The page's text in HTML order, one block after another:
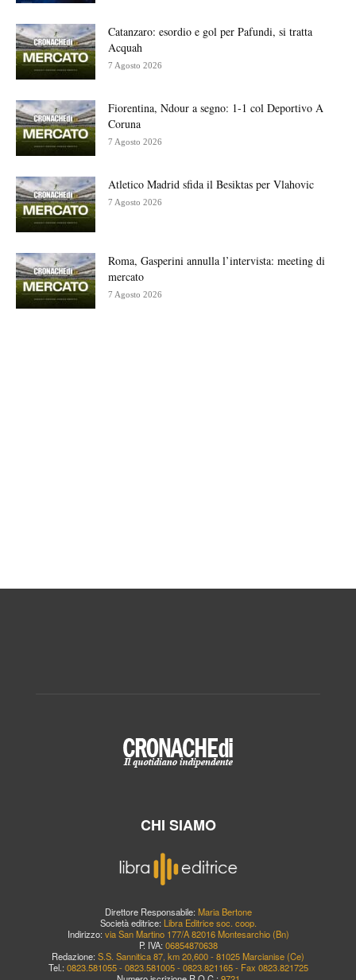
Catanzaro: esordio e gol per Pafundi, si tratta
Acquah
7 Agosto 2026
Fiorentina, Ndour a segno: 1-1 col Deportivo A
Coruna
7 Agosto 2026
Atletico Madrid sfida il Besiktas per Vlahovic
7 Agosto 2026
Roma, Gasperini annulla l’intervista: meeting di
mercato
7 Agosto 2026
CHI SIAMO
Direttore Responsabile: Maria Bertone
Società editrice: Libra Editrice soc. coop.
Indirizzo: via San Martino 177/A 82016 Montesarchio (Bn)
P. IVA: 06854870638
Redazione: S.S. Sannitica 87, km 20,600 - 81025 Marcianise (Ce)
Tel.: 0823.581055 - 0823.581005 - 0823.821165 - Fax 0823.821725